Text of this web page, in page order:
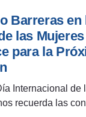
Barreras en
las
para la
Internacional de
recuerda las